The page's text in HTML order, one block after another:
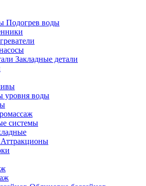
Подогрев воды
Закладные детали
уровня воды
системы
Аттракционы